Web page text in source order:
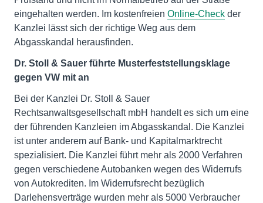
eingehalten werden. Im kostenfreien Online-Check der
Kanzlei lässt sich der richtige Weg aus dem
Abgasskandal herausfinden.
Dr. Stoll & Sauer führte Musterfeststellungsklage
gegen VW mit an
Bei der Kanzlei Dr. Stoll & Sauer
Rechtsanwaltsgesellschaft mbH handelt es sich um eine
der führenden Kanzleien im Abgasskandal. Die Kanzlei
ist unter anderem auf Bank- und Kapitalmarktrecht
spezialisiert. Die Kanzlei führt mehr als 2000 Verfahren
gegen verschiedene Autobanken wegen des Widerrufs
von Autokrediten. Im Widerrufsrecht bezüglich
Darlehensverträge wurden mehr als 5000 Verbraucher